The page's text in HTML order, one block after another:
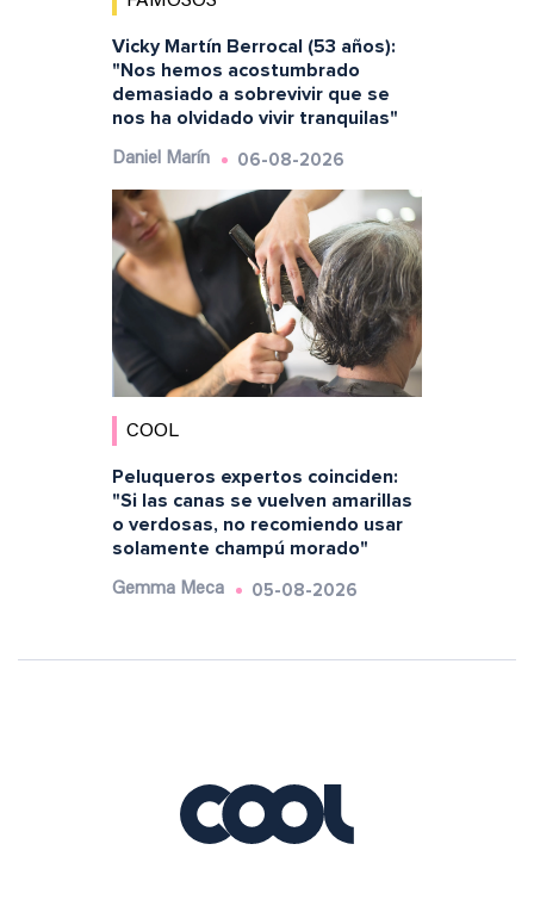
Vicky Martín Berrocal (53 años):
"Nos hemos acostumbrado
demasiado a sobrevivir que se
nos ha olvidado vivir tranquilas"
Daniel Marín 06-08-2026
COOL
Peluqueros expertos coinciden:
"Si las canas se vuelven amarillas
o verdosas, no recomiendo usar
solamente champú morado"
Gemma Meca 05-08-2026